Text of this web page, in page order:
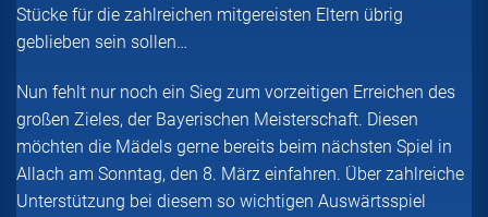
Stücke für die zahlreichen mitgereisten Eltern übrig
geblieben sein sollen…
Nun fehlt nur noch ein Sieg zum vorzeitigen Erreichen des
großen Zieles, der Bayerischen Meisterschaft. Diesen
möchten die Mädels gerne bereits beim nächsten Spiel in
Allach am Sonntag, den 8. März einfahren. Über zahlreiche
Unterstützung bei diesem so wichtigen Auswärtsspiel